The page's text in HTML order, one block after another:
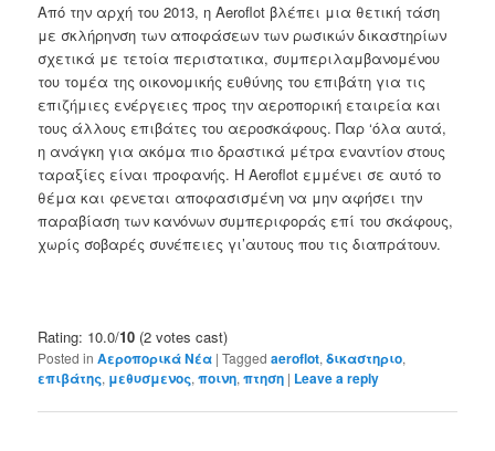
Από την αρχή του 2013, η Aeroflot βλέπει μια θετική τάση
με σκλήρηνση των αποφάσεων των ρωσικών δικαστηρίων
σχετικά με τετοία περιστατικα, συμπεριλαμβανομένου
του τομέα της οικονομικής ευθύνης του επιβάτη για τις
επιζήμιες ενέργειες προς την αεροπορική εταιρεία και
τους άλλους επιβάτες του αεροσκάφους. Παρ ‘όλα αυτά,
η ανάγκη για ακόμα πιο δραστικά μέτρα εναντίον στους
ταραξίες είναι προφανής. Η Aeroflot εμμένει σε αυτό το
θέμα και φενεται αποφασισμένη να μην αφήσει την
παραβίαση των κανόνων συμπεριφοράς επί του σκάφους,
χωρίς σοβαρές συνέπειες γι’αυτους που τις διαπράτουν.
Rating: 10.0/10 (2 votes cast)
Posted in Αεροπορικά Νέα |Tagged aeroflot,δικαστηριο,
επιβάτης, μεθυσμενος,ποινη,πτηση | Leave a reply